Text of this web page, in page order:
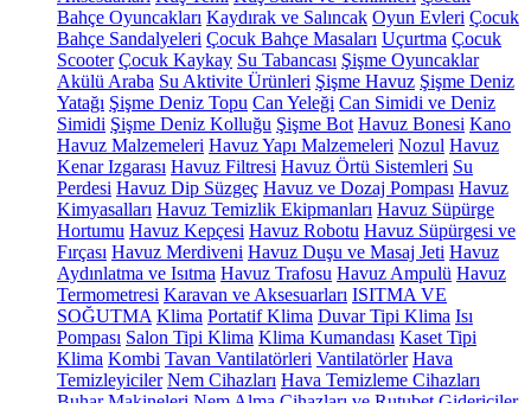
Bahçe Oyuncakları Kaydırak ve Salıncak Oyun Evleri Çocuk
Bahçe Sandalyeleri Çocuk Bahçe Masaları Uçurtma Çocuk
Scooter Çocuk Kaykay Su Tabancası Şişme Oyuncaklar
Akülü Araba Su Aktivite Ürünleri Şişme Havuz Şişme Deniz
Yatağı Şişme Deniz Topu Can Yeleği Can Simidi ve Deniz
Simidi Şişme Deniz Kolluğu Şişme Bot Havuz Bonesi Kano
Havuz Malzemeleri Havuz Yapı Malzemeleri Nozul Havuz
Kenar Izgarası Havuz Filtresi Havuz Örtü Sistemleri Su
Perdesi Havuz Dip Süzgeç Havuz ve Dozaj Pompası Havuz
Kimyasalları Havuz Temizlik Ekipmanları Havuz Süpürge
Hortumu Havuz Kepçesi Havuz Robotu Havuz Süpürgesi ve
Fırçası Havuz Merdiveni Havuz Duşu ve Masaj Jeti Havuz
Aydınlatma ve Isıtma Havuz Trafosu Havuz Ampulü Havuz
Termometresi Karavan ve Aksesuarları ISITMA VE
SOĞUTMA Klima Portatif Klima Duvar Tipi Klima Isı
Pompası Salon Tipi Klima Klima Kumandası Kaset Tipi
Klima Kombi Tavan Vantilatörleri Vantilatörler Hava
Temizleyiciler Nem Cihazları Hava Temizleme Cihazları